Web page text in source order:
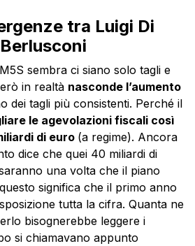
tra Luigi Di
sembra ci siano solo tagli e
in realtà nasconde l’aumento
dei tagli più consistenti. Perché il
le agevolazioni fiscali così
di euro (a regime). Ancora
dice che quei 40 miliardi di
una volta che il piano
significa che il primo anno
tutta la cifra. Quanta ne
bisognerebbe leggere i
si chiamavano appunto